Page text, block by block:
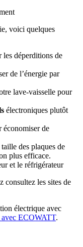
voici quelques
les déperditions de
de l’énergie par
lave-vaisselle pour
électroniques plutôt
économiser de
taille des plaques de
plus efficace.
et le réfrigérateur
consultez les sites de
électrique avec
avec ECOWATT.